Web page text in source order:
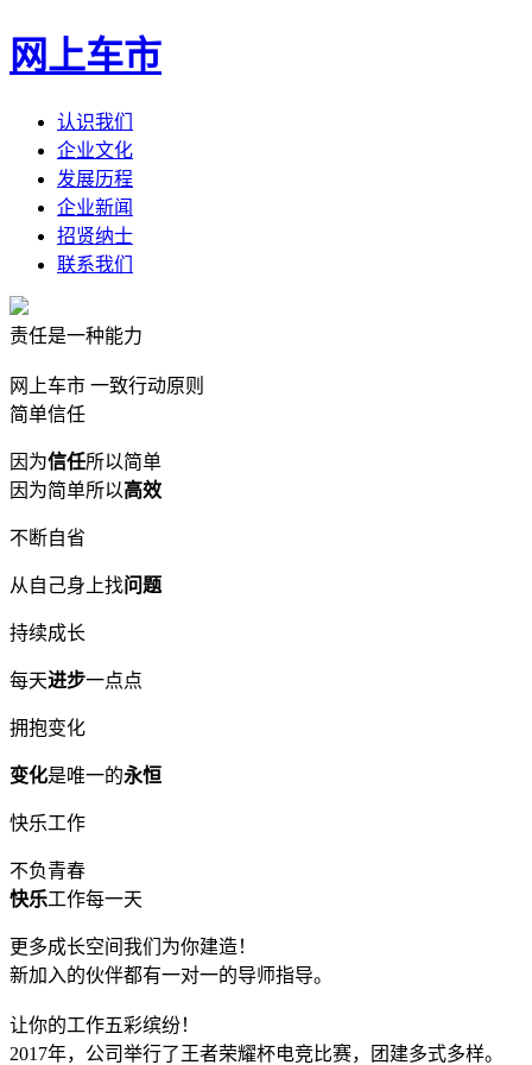
网上车市
认识我们
企业文化
发展历程
企业新闻
招贤纳士
联系我们
责任是一种能力
网上车市 一致行动原则
简单信任
因为信任所以简单
因为简单所以高效
不断自省
从自己身上找问题
持续成长
每天进步一点点
拥抱变化
变化是唯一的永恒
快乐工作
不负青春
快乐工作每一天
更多成长空间我们为你建造！
新加入的伙伴都有一对一的导师指导。
让你的工作五彩缤纷！
2017年，公司举行了王者荣耀杯电竞比赛，团建多式多样。